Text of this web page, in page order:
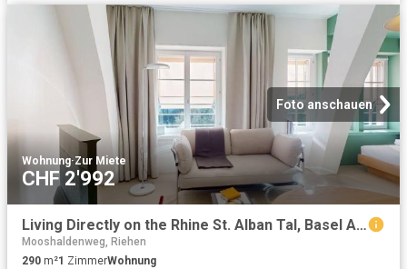
Foto anschauen
Wohnung·Zur Miete
CHF 2'992
Living Directly on the Rhine St. Alban Tal, Basel Amsterdam Apartments for Rent
Mooshaldenweg, Riehen
290 m²1 ZimmerWohnung